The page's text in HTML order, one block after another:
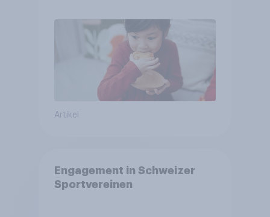
Artikel
Engagement in Schweizer
Sportvereinen